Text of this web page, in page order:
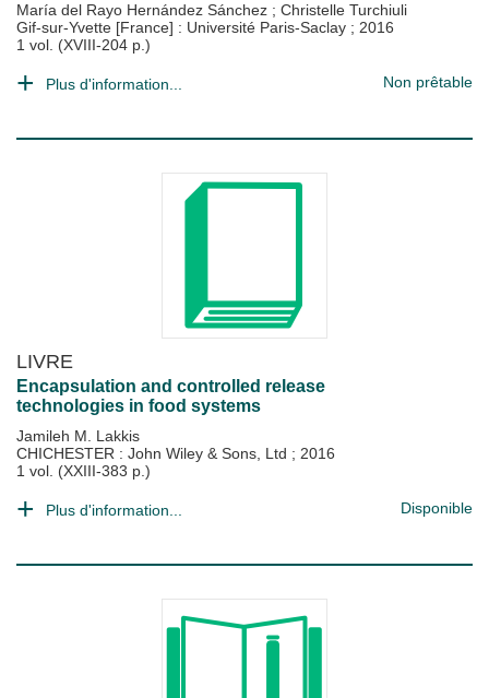
María del Rayo Hernández Sánchez ; Christelle Turchiuli
Gif-sur-Yvette [France] : Université Paris-Saclay ; 2016
1 vol. (XVIII-204 p.)
Plus d'information... Non prêtable
LIVRE
Encapsulation and controlled release
technologies in food systems
Jamileh M. Lakkis
CHICHESTER : John Wiley & Sons, Ltd ; 2016
1 vol. (XXIII-383 p.)
Plus d'information... Disponible